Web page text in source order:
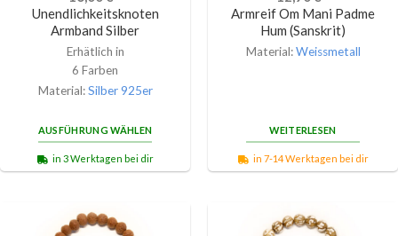
Unendlichkeitsknoten
Armband Silber
Erhätlich in
6 Farben
Material:Silber 925er
AUSFÜHRUNG WÄHLEN
in 3 Werktagen bei dir
Armreif Om Mani Padme
Hum (Sanskrit)
Material:Weissmetall
WEITERLESEN
in 7-14 Werktagen bei dir